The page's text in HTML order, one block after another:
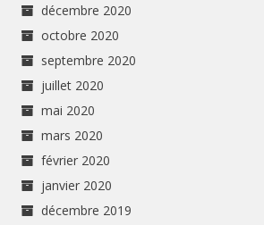
décembre 2020
octobre 2020
septembre 2020
juillet 2020
mai 2020
mars 2020
février 2020
janvier 2020
décembre 2019